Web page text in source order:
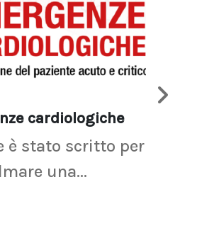
cardiologiche
è stato scritto per
una...